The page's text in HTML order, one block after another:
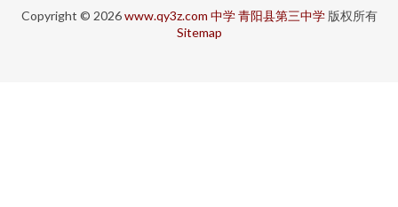
Copyright © 2026www.qy3z.com 中学 青阳县第三中学版权所有
Sitemap